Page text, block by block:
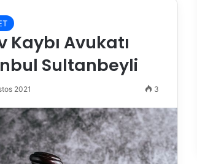
Kaybı Avukatı
Sultanbeyli
2021 3